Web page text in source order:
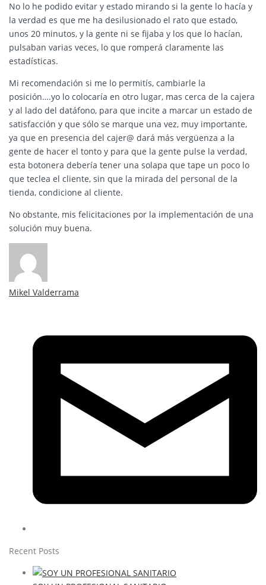
No lo he podido evitar y estado mirando si la gente lo hacía y
la verdad es que me ha desilusionado el rato que estado,
unos 20 minutos, y la gente ni se fijaba y los que lo hacían,
pulsaban varias veces, lo que romperá claramente las
estadísticas.
Mi recomendación si me lo permitís, cambiarle la
posición….yo lo colocaría en otro lugar, mas cerca de la cajera
y al lado del datáfono, para que incite a marcar un estado de
satisfacción y que sólo se marque una vez, muy importante,
ya que en presencia del cajer@ dará más vergüenza a la
gente de hacer el tonto y para que la gente pulse la verdad,
esta botonera debería tener una solapa que tape un poco lo
que teclea el cliente, sin que la mirada del personal de la
tienda, condicione al cliente.
No obstante, mis felicitaciones por la implementación de una
solución muy buena.
Mikel Valderrama
Recent Posts